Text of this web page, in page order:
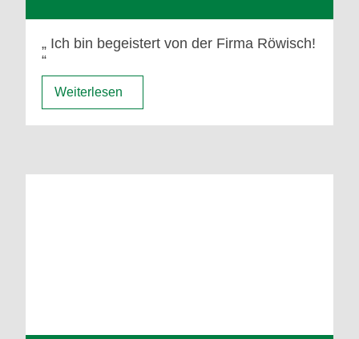
Ich bin begeistert von der Firma Röwisch!
Weiterlesen